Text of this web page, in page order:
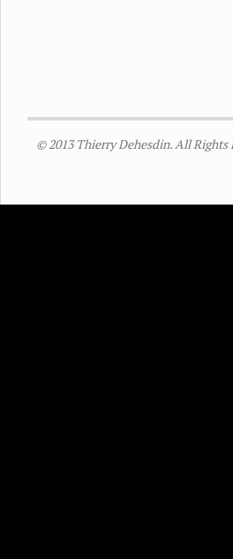
© 2013 Thierry Dehesdin. All